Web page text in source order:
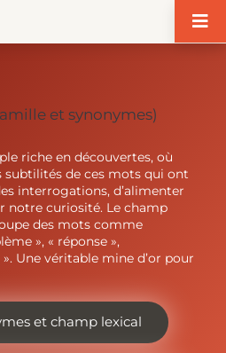
et synonymes)
riche en découvertes, où
subtilités de ces mots qui ont
interrogations, d’alimenter
notre curiosité. Le champ
des mots comme
», « réponse »,
Une véritable mine d’or pour
et champ lexical